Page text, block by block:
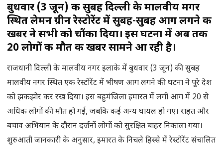
बुधवार (3 जून) की सुबह दिल्ली के मालवीय मगर
स्थित लेमन ग्रीन रेस्टोरेंट में सुबह-सुबह आग लगने की
खबर ने सभी को चौंका दिया। इस घटना में अब तक
20 लोगों की मौत की खबर सामने आ रही है।
राजधानी दिल्ली के मालवीय नगर इलाके में बुधवार (3 जून) की सुबह
मालवीय नगर स्थित एक रेस्टोरेंट में भीषण आग लगने की घटना ने पूरे देश
को झकझोर कर रख दिया। इस बहुमंजिला इमारत में लगी आग में 20 से
अधिक लोगों की मौत हो गई, जबकि कई अन्य घायल हो गए। राहत और
बचाव अभियान के दौरान दर्जनों लोगों को सुरक्षित बाहर निकाला गया।
शुरुआती जानकारी के अनुसार, इमारत के निचले हिस्से में रेस्टोरेंट संचालित